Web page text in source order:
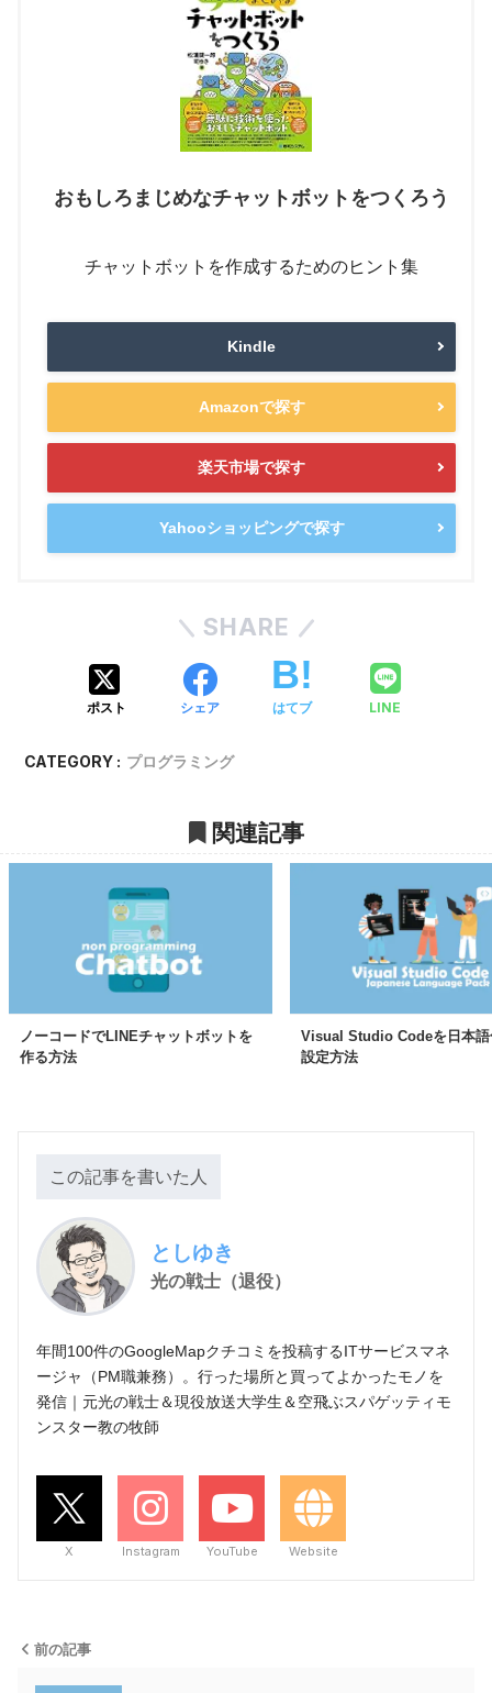
おもしろまじめなチャットボットをつくろう
チャットボットを作成するためのヒント集
Kindle
Amazonで探す
楽天市場で探す
Yahooショッピングで探す
SHARE
ポスト シェア はてブ LINE
CATEGORY : プログラミング
関連記事
ノーコードでLINEチャットボットを
作る方法
Visual Studio Codeを日本語
設定方法
この記事を書いた人
としゆき
光の戦士（退役）
年間100件のGoogleMapクチコミを投稿するITサービスマネ
ージャ（PM職兼務）。行った場所と買ってよかったモノを
発信｜元光の戦士＆現役放送大学生＆空飛ぶスパゲッティモ
ンスター教の牧師
X Instagram YouTube Website
前の記事